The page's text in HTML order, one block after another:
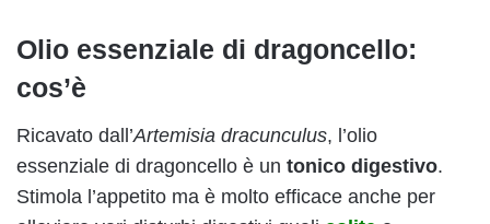
Olio essenziale di dragoncello:
cos’è
Ricavato dall’Artemisia dracunculus, l’olio
essenziale di dragoncello è un tonico digestivo.
Stimola l’appetito ma è molto efficace anche per